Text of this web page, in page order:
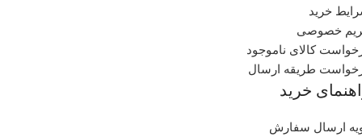
خرید
خصوصی
کالای ناموجود
طریقه ارسال
خرید
ارسال سفارش